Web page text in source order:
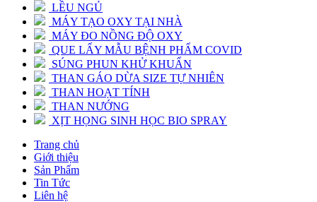
LỀU NGỦ
MÁY TẠO OXY TẠI NHÀ
MÁY ĐO NỒNG ĐỘ OXY
QUE LẤY MẪU BỆNH PHẨM COVID
SÚNG PHUN KHỬ KHUẨN
THAN GÁO DỪA SIZE TỰ NHIÊN
THAN HOẠT TÍNH
THAN NƯỚNG
XỊT HỌNG SINH HỌC BIO SPRAY
Trang chủ
Giới thiệu
Sản Phẩm
Tin Tức
Liên hệ